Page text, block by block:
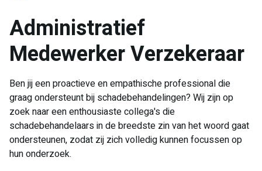
Administratief
Medewerker Verzekeraar
Ben jij een proactieve en empathische professional die
graag ondersteunt bij schadebehandelingen? Wij zijn op
zoek naar een enthousiaste collega's die
schadebehandelaars in de breedste zin van het woord gaat
ondersteunen, zodat zij zich volledig kunnen focussen op
hun onderzoek.